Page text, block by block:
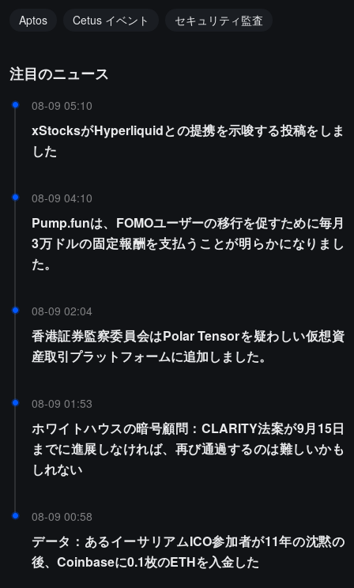
Aptos Cetus イベント セキュリティ監査
注目のニュース
08-09 05:10
xStocksがHyperliquidとの提携を示唆する投稿をしま
した
08-09 04:10
Pump.funは、FOMOユーザーの移行を促すために毎月
3万ドルの固定報酬を支払うことが明らかになりまし
た。
08-09 02:04
香港証券監察委員会はPolar Tensorを疑わしい仮想資
産取引プラットフォームに追加しました。
08-09 01:53
ホワイトハウスの暗号顧問：CLARITY法案が9月15日
までに進展しなければ、再び通過するのは難しいかも
しれない
08-09 00:58
データ：あるイーサリアムICO参加者が11年の沈黙の
後、Coinbaseに0.1枚のETHを入金した